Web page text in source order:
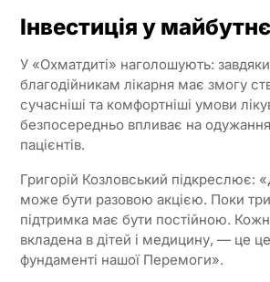
Інвестиція у
У «Охматдиті» наголошують:
благодійникам лікарня має змогу
сучасніші та комфортніші умови
безпосередньо впливає на
пацієнтів.
Григорій Козловський підкреслює:
може бути разовою акцією. Поки
підтримка має бути постійною.
вкладена в дітей і медицину, — це
фундаменті нашої Перемоги».